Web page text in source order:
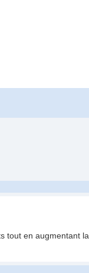
tout en augmentant la